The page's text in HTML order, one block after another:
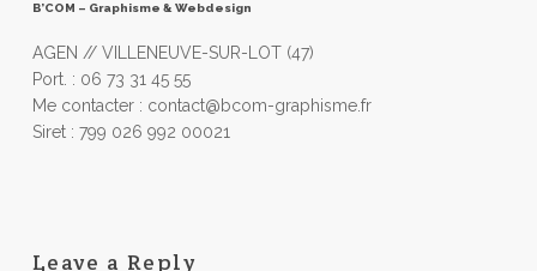
B’COM – Graphisme & Webdesign
AGEN // VILLENEUVE-SUR-LOT (47)
Port. : 06 73 31 45 55
Me contacter : contact@bcom-graphisme.fr
Siret : 799 026 992 00021
Leave a Reply